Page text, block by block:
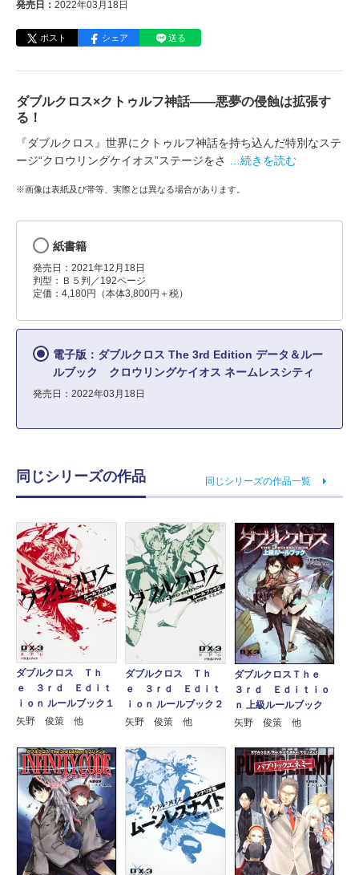
発売日： 2022年03月18日
ポスト シェア 送る
ダブルクロス×クトゥルフ神話――悪夢の侵蝕は拡張す
る！
『ダブルクロス』世界にクトゥルフ神話を持ち込んだ特別なステ
ージ“クロウリングケイオス”ステージをさ
…続きを読む
※画像は表紙及び帯等、実際とは異なる場合があります。
紙書籍
発売日：2021年12月18日
判型：Ｂ５判／192ページ
定価：4,180円（本体3,800円＋税）
電子版：ダブルクロス The 3rd Edition データ＆ルー
ルブック クロウリングケイオス ネームレスシティ
発売日：2022年03月18日
同じシリーズの作品 同じシリーズの作品一覧
ダブルクロス Ｔｈ
ｅ ３ｒｄ Ｅｄｉｔ
ｉｏｎ ルールブック１
矢野 俊策 他
ダブルクロス Ｔｈ
ｅ ３ｒｄ Ｅｄｉｔ
ｉｏｎ ルールブック２
矢野 俊策 他
ダブルクロスＴｈｅ
３ｒｄ Ｅｄｉｔｉｏ
ｎ 上級ルールブック
矢野 俊策 他